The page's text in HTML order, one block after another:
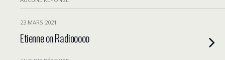
23 MARS 2021
Etienne on Radiooooo